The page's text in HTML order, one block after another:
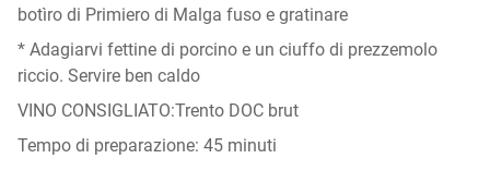
botìro di Primiero di Malga fuso e gratinare
* Adagiarvi fettine di porcino e un ciuffo di prezzemolo
riccio. Servire ben caldo
VINO CONSIGLIATO:Trento DOC brut
Tempo di preparazione: 45 minuti